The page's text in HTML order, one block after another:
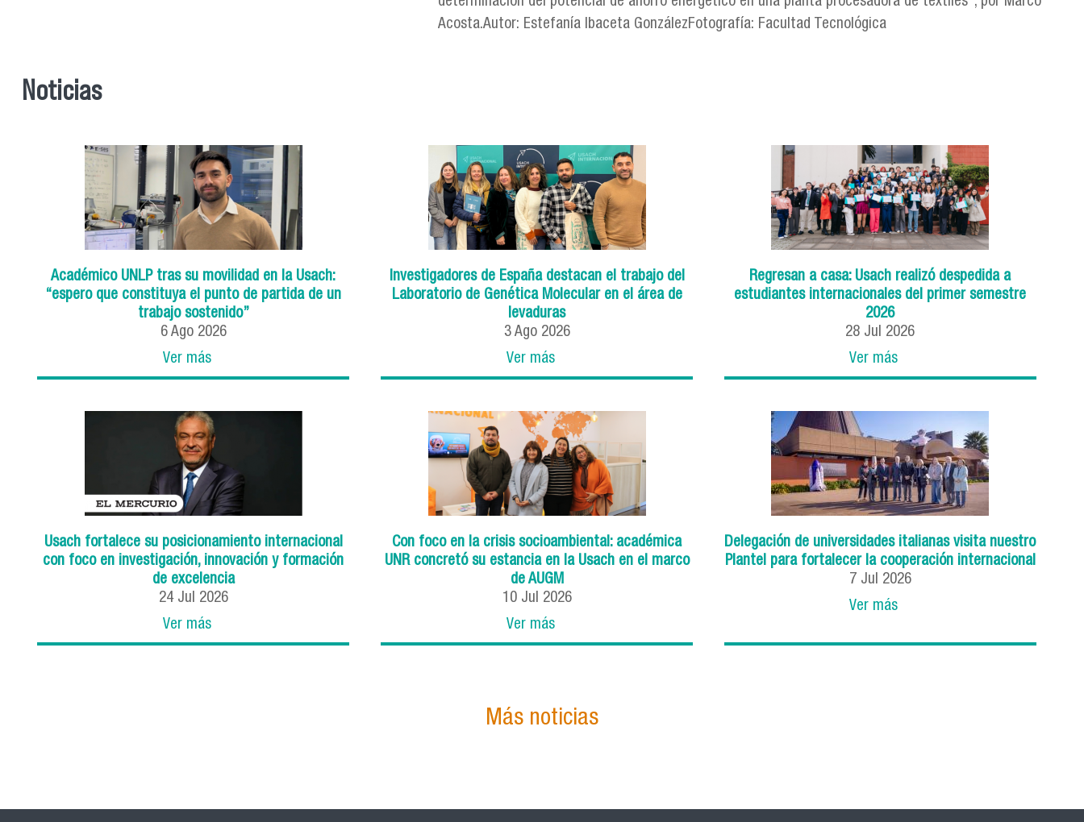
Acosta.Autor: Estefanía Ibaceta GonzálezFotografía: Facultad Tecnológica
Noticias
Académico UNLP tras su movilidad en la Usach:
“espero que constituya el punto de partida de un
trabajo sostenido”
6 Ago 2026
Ver más
Investigadores de España destacan el trabajo del
Laboratorio de Genética Molecular en el área de
levaduras
3 Ago 2026
Ver más
Regresan a casa: Usach realizó despedida a
estudiantes internacionales del primer semestre
2026
28 Jul 2026
Ver más
Usach fortalece su posicionamiento internacional
con foco en investigación, innovación y formación
de excelencia
24 Jul 2026
Ver más
Con foco en la crisis socioambiental: académica
UNR concretó su estancia en la Usach en el marco
de AUGM
10 Jul 2026
Ver más
Delegación de universidades italianas visita nuestro
Plantel para fortalecer la cooperación internacional
7 Jul 2026
Ver más
Más noticias